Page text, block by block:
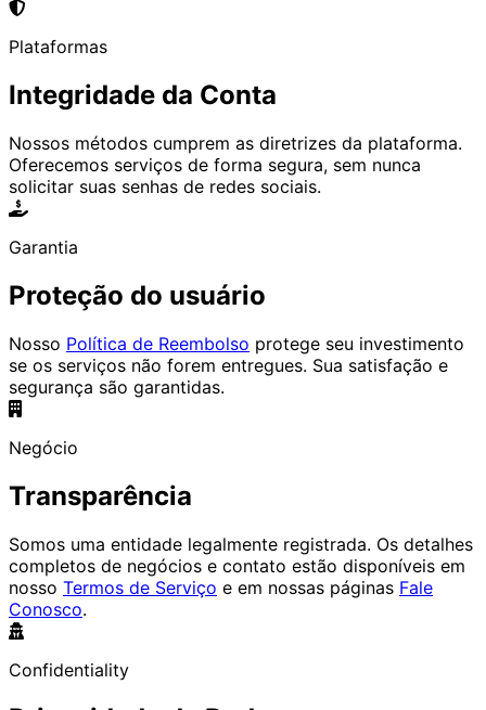
Plataformas
Integridade da Conta
Nossos métodos cumprem as diretrizes da plataforma.
Oferecemos serviços de forma segura, sem nunca
solicitar suas senhas de redes sociais.
Garantia
Proteção do usuário
Nosso Política de Reembolso protege seu investimento
se os serviços não forem entregues. Sua satisfação e
segurança são garantidas.
Negócio
Transparência
Somos uma entidade legalmente registrada. Os detalhes
completos de negócios e contato estão disponíveis em
nosso Termos de Serviço e em nossas páginas Fale
Conosco.
Confidentiality